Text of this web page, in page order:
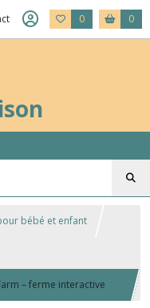
0 0
bébé et enfant
– ferme interactive